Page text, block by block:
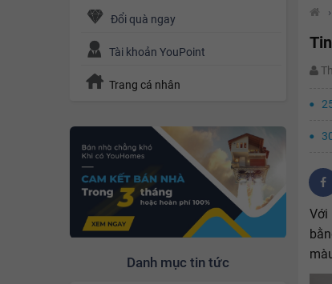
Đổi quà ngay
Tài khoản YouPoint
Trang cá nhân
Danh mục tin tức
›
Với